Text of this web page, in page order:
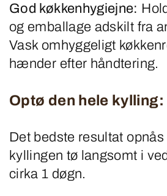
God køkkenhygiejne:
og emballage adskilt fra
Vask omhyggeligt
hænder efter håndtering.
Optø den hele kylling:
Det bedste resultat
kyllingen tø langsomt i
cirka 1 døgn.